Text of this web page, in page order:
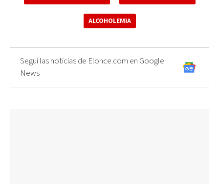
ALCOHOLEMIA
Seguí las noticias de Elonce.com en Google
News